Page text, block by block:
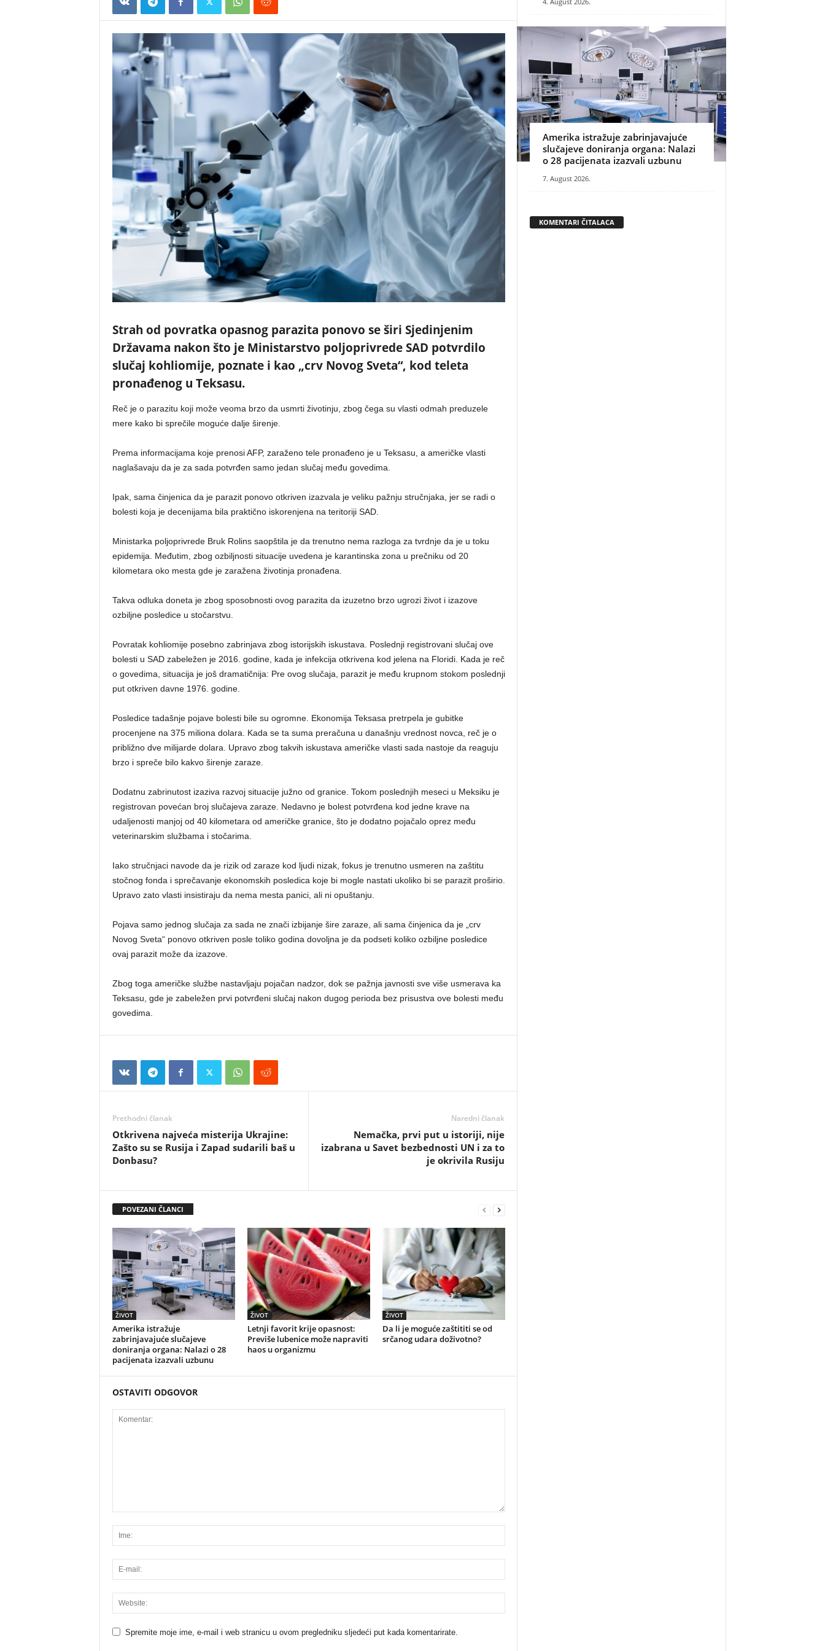
Strah od povratka opasnog parazita ponovo se širi Sjedinjenim
Državama nakon što je Ministarstvo poljoprivrede SAD potvrdilo
slučaj kohliomije, poznate i kao „crv Novog Sveta“, kod teleta
pronađenog u Teksasu.
Reč je o parazitu koji može veoma brzo da usmrti životinju, zbog čega su vlasti odmah preduzele
mere kako bi sprečile moguće dalje širenje.
Prema informacijama koje prenosi AFP, zaraženo tele pronađeno je u Teksasu, a američke vlasti
naglašavaju da je za sada potvrđen samo jedan slučaj među govedima.
Ipak, sama činjenica da je parazit ponovo otkriven izazvala je veliku pažnju stručnjaka, jer se radi o
bolesti koja je decenijama bila praktično iskorenjena na teritoriji SAD.
Ministarka poljoprivrede Bruk Rolins saopštila je da trenutno nema razloga za tvrdnje da je u toku
epidemija. Međutim, zbog ozbiljnosti situacije uvedena je karantinska zona u prečniku od 20
kilometara oko mesta gde je zaražena životinja pronađena.
Takva odluka doneta je zbog sposobnosti ovog parazita da izuzetno brzo ugrozi život i izazove
ozbiljne posledice u stočarstvu.
Povratak kohliomije posebno zabrinjava zbog istorijskih iskustava. Poslednji registrovani slučaj ove
bolesti u SAD zabeležen je 2016. godine, kada je infekcija otkrivena kod jelena na Floridi. Kada je reč
o govedima, situacija je još dramatičnija: Pre ovog slučaja, parazit je među krupnom stokom poslednji
put otkriven davne 1976. godine.
Posledice tadašnje pojave bolesti bile su ogromne. Ekonomija Teksasa pretrpela je gubitke
procenjene na 375 miliona dolara. Kada se ta suma preračuna u današnju vrednost novca, reč je o
približno dve milijarde dolara. Upravo zbog takvih iskustava američke vlasti sada nastoje da reaguju
brzo i spreče bilo kakvo širenje zaraze.
Dodatnu zabrinutost izaziva razvoj situacije južno od granice. Tokom poslednjih meseci u Meksiku je
registrovan povećan broj slučajeva zaraze. Nedavno je bolest potvrđena kod jedne krave na
udaljenosti manjoj od 40 kilometara od američke granice, što je dodatno pojačalo oprez među
veterinarskim službama i stočarima.
Iako stručnjaci navode da je rizik od zaraze kod ljudi nizak, fokus je trenutno usmeren na zaštitu
stočnog fonda i sprečavanje ekonomskih posledica koje bi mogle nastati ukoliko bi se parazit proširio.
Upravo zato vlasti insistiraju da nema mesta panici, ali ni opuštanju.
Pojava samo jednog slučaja za sada ne znači izbijanje šire zaraze, ali sama činjenica da je „crv
Novog Sveta“ ponovo otkriven posle toliko godina dovoljna je da podseti koliko ozbiljne posledice
ovaj parazit može da izazove.
Zbog toga američke službe nastavljaju pojačan nadzor, dok se pažnja javnosti sve više usmerava ka
Teksasu, gde je zabeležen prvi potvrđeni slučaj nakon dugog perioda bez prisustva ove bolesti među
govedima.
Prethodni članak
Otkrivena najveća misterija Ukrajine:
Zašto su se Rusija i Zapad sudarili baš u
Donbasu?
Naredni članak
Nemačka, prvi put u istoriji, nije
izabrana u Savet bezbednosti UN i za to
je okrivila Rusiju
POVEZANI ČLANCI
ŽIVOT
Amerika istražuje
zabrinjavajuće slučajeve
doniranja organa: Nalazi o 28
pacijenata izazvali uzbunu
ŽIVOT
Letnji favorit krije opasnost:
Previše lubenice može napraviti
haos u organizmu
ŽIVOT
Da li je moguće zaštititi se od
srčanog udara doživotno?
OSTAVITI ODGOVOR
Spremite moje ime, e-mail i web stranicu u ovom pregledniku sljedeći put kada komentarirate.
Amerika istražuje zabrinjavajuće
slučajeve doniranja organa: Nalazi
o 28 pacijenata izazvali uzbunu
7. August 2026.
KOMENTARI ČITALACA